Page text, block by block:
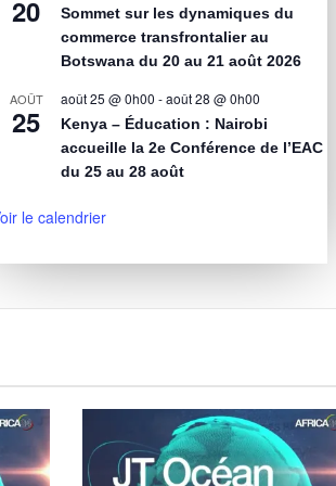
20
Sommet sur les dynamiques du
commerce transfrontalier au
Botswana du 20 au 21 août 2026
AOÛT
25
août 25 @ 0h00 -août 28 @ 0h00
Kenya – Éducation : Nairobi
accueille la 2e Conférence de l’EAC
du 25 au 28 août
le calendrier